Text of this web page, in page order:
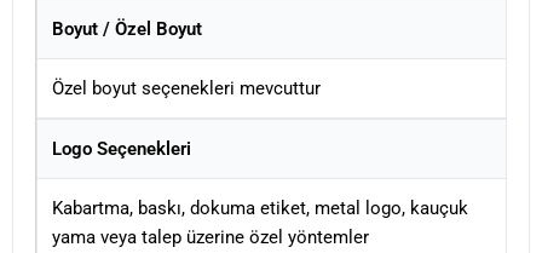
Boyut / Özel Boyut
Özel boyut seçenekleri mevcuttur
Logo Seçenekleri
Kabartma, baskı, dokuma etiket, metal logo, kauçuk
yama veya talep üzerine özel yöntemler